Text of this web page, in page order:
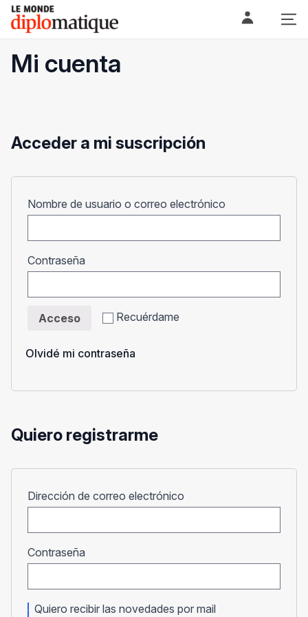
Skip
content
Le monde diplomatique
Mi cuenta
Acceder a mi suscripción
Nombre de usuario o correo electrónico
Contraseña
Recuérdame
Acceso
Olvidé mi contraseña
Quiero registrarme
Dirección de correo electrónico
Contraseña
Quiero recibir las novedades por mail